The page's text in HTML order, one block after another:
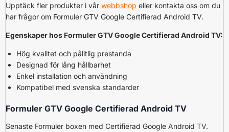
Upptäck fler produkter i vår webbshop eller kontakta oss om du
har frågor om Formuler GTV Google Certifierad Android TV.
Egenskaper hos Formuler GTV Google Certifierad Android TV:
Hög kvalitet och pålitlig prestanda
Designad för lång hållbarhet
Enkel installation och användning
Kompatibel med svenska standarder
Formuler GTV Google Certifierad Android TV
Senaste Formuler boxen med Certifierad Google Android TV.